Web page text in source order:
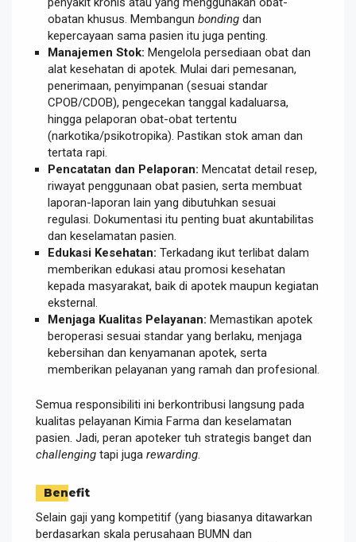
obatan khusus. Membangun bonding dan
kepercayaan sama pasien itu juga penting.
Manajemen Stok: Mengelola persediaan obat dan
alat kesehatan di apotek. Mulai dari pemesanan,
penerimaan, penyimpanan (sesuai standar
CPOB/CDOB), pengecekan tanggal kadaluarsa,
hingga pelaporan obat-obat tertentu
(narkotika/psikotropika). Pastikan stok aman dan
tertata rapi.
Pencatatan dan Pelaporan: Mencatat detail resep,
riwayat penggunaan obat pasien, serta membuat
laporan-laporan lain yang dibutuhkan sesuai
regulasi. Dokumentasi itu penting buat akuntabilitas
dan keselamatan pasien.
Edukasi Kesehatan: Terkadang ikut terlibat dalam
memberikan edukasi atau promosi kesehatan
kepada masyarakat, baik di apotek maupun kegiatan
eksternal.
Menjaga Kualitas Pelayanan: Memastikan apotek
beroperasi sesuai standar yang berlaku, menjaga
kebersihan dan kenyamanan apotek, serta
memberikan pelayanan yang ramah dan profesional.
Semua responsibiliti ini berkontribusi langsung pada
kualitas pelayanan Kimia Farma dan keselamatan
pasien. Jadi, peran apoteker tuh strategis banget dan
challenging tapi juga rewarding
Benefit
Selain gaji yang kompetitif (yang biasanya ditawarkan
berdasarkan skala perusahaan BUMN dan